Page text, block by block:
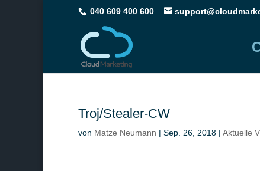
040 609 400 600
Troj/Stealer-CW
von Matze Neumann | Sep. 26, 2018 | Aktuelle